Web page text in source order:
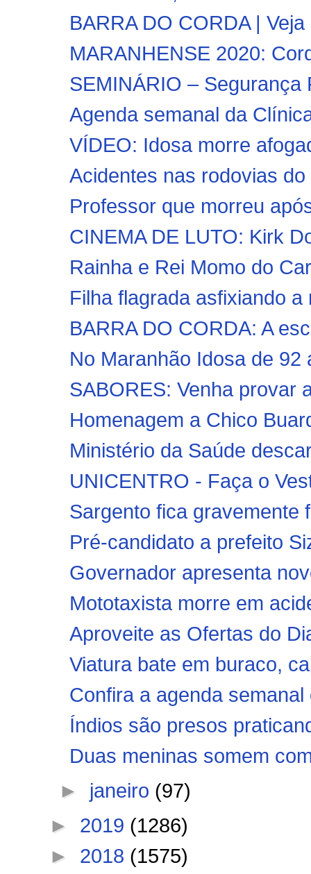
BARRA DO CORDA |
MARANHENSE 2020:
SEMINÁRIO – Segurança
Agenda semanal da
VÍDEO: Idosa morre
Acidentes nas rodovias
Professor que morreu
CINEMA DE LUTO: Kirk
Rainha e Rei Momo do
Filha flagrada asfixiando
BARRA DO CORDA: A
No Maranhão Idosa de
SABORES: Venha provar
Homenagem a Chico
Ministério da Saúde
UNICENTRO - Faça o
Sargento fica gravemente
Pré-candidato a prefeito
Governador apresenta
Mototaxista morre em
Aproveite as Ofertas do
Viatura bate em buraco,
Confira a agenda
Índios são presos
Duas meninas somem
► janeiro (97)
► 2019 (1286)
► 2018 (1575)